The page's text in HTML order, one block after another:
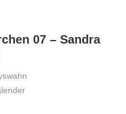
07 – Sandra